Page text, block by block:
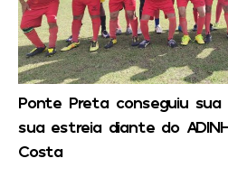
Ponte Preta conseguiu
sua estreia diante do
Costa